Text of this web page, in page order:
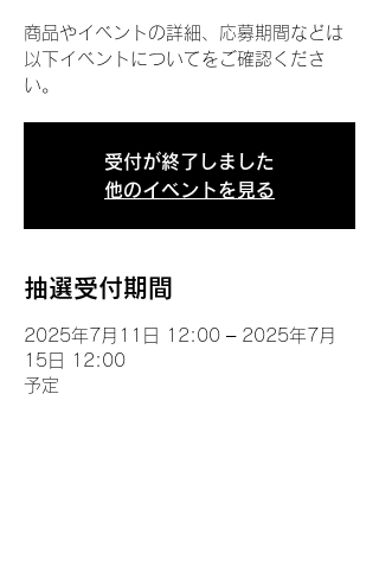
商品やイベントの詳細、応募期間などは
以下イベントについてをご確認くださ
い。
受付が終了しました
他のイベントを見る
抽選受付期間
2025年7月11日 12:00 – 2025年7月
15日 12:00
予定